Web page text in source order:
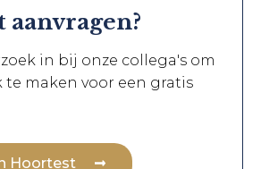
aanvragen?
in bij onze collega's om
te maken voor een gratis
Hoortest